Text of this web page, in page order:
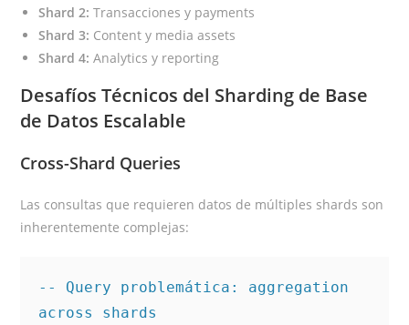
Shard 2: Transacciones y payments
Shard 3: Content y media assets
Shard 4: Analytics y reporting
Desafíos Técnicos del Sharding de Base
de Datos Escalable
Cross-Shard Queries
Las consultas que requieren datos de múltiples shards son
inherentemente complejas:
-- Query problemática: aggregation
across shards